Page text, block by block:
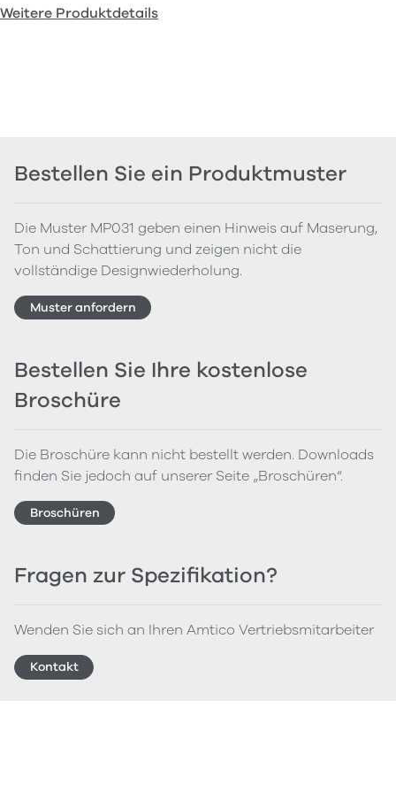
Weitere Produktdetails
Bestellen Sie ein Produktmuster
Die Muster MP031 geben einen Hinweis auf Maserung,
Ton und Schattierung und zeigen nicht die
vollständige Designwiederholung.
Muster anfordern
Bestellen Sie Ihre kostenlose
Broschüre
Die Broschüre kann nicht bestellt werden. Downloads
finden Sie jedoch auf unserer Seite „Broschüren“.
Broschüren
Fragen zur Spezifikation?
Wenden Sie sich an Ihren Amtico Vertriebsmitarbeiter
Kontakt